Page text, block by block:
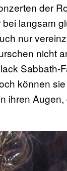
der
langsam
nur
nicht
Sabbath-
können
ihren